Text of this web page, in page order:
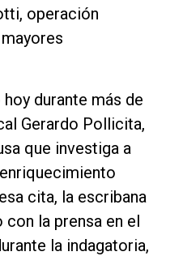
operación
durante más de
Gerardo Pollicita,
que investiga a
cita, la escribana
la prensa en el
la indagatoria,